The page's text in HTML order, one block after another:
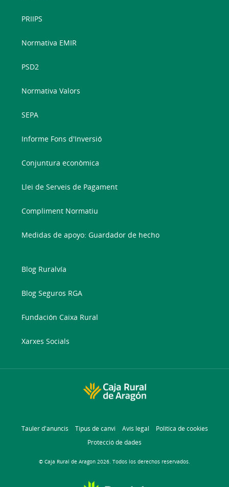
PRIIPS
Normativa EMIR
PSD2
Normativa Valors
SEPA
Informe Fons d'Inversió
Conjuntura econòmica
Llei de Serveis de Pagament
Compliment Normatiu
Medidas de apoyo: Guardador de hecho
Blog Ruralvía
Blog Seguros RGA
Fundación Caixa Rural
Xarxes Socials
Tauler d'anuncis Tipus de canvi Avís legal
Política de cookies
Protecció de dades
© Caja Rural de Aragon 2026. Todos los derechos reservados.